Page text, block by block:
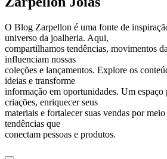
O Blog Zarpellon é uma fonte de
universo da joalheria. Aqui,
compartilhamos tendências, movimentos
influenciam nossas
coleções e lançamentos. Explore os
ideias e transforme
informação em oportunidades. Um espaço
criações, enriquecer seus
materiais e fortalecer suas vendas por
tendências que
conectam pessoas e produtos.